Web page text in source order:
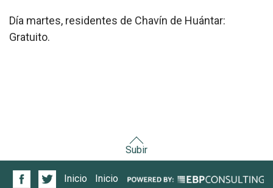
Día martes, residentes de Chavín de Huántar:
Gratuito.
Subir
Inicio Inicio